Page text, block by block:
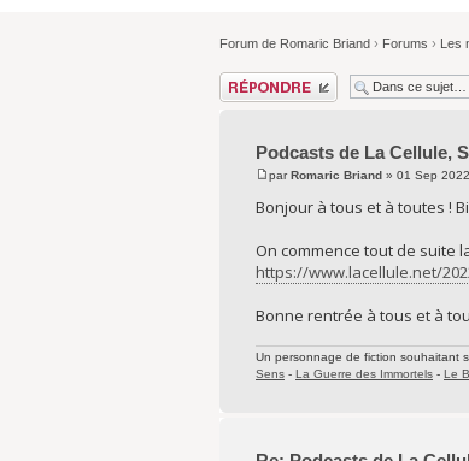
Forum de Romaric Briand › Forums › Les
Répondre
Podcasts de La Cellule,
parRomaric Briand » 01 Sep
Bonjour à tous et à toutes !
On commence tout de suite
https://www.lacellule.net/
Bonne rentrée à tous et à
Un personnage de fiction souhaitant
Sens - La Guerre des Immortels - Le